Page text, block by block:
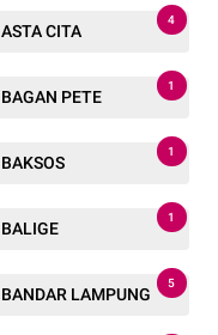
ASTA CITA
4
BAGAN PETE
1
BAKSOS
1
BALIGE
1
BANDAR LAMPUNG
5